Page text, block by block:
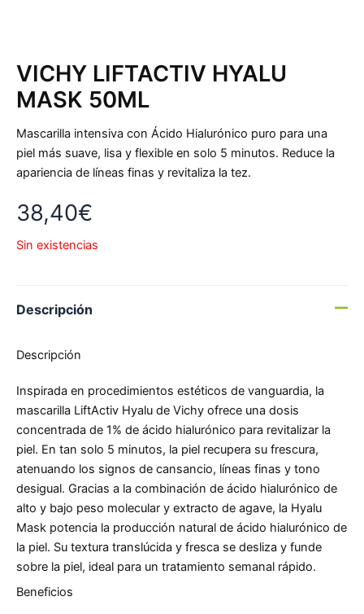
VICHY LIFTACTIV HYALU
MASK 50ML
Mascarilla intensiva con Ácido Hialurónico puro para una
piel más suave, lisa y flexible en solo 5 minutos. Reduce la
apariencia de líneas finas y revitaliza la tez.
38,40€
Sin existencias
Descripción
Descripción
Inspirada en procedimientos estéticos de vanguardia, la
mascarilla LiftActiv Hyalu de Vichy ofrece una dosis
concentrada de 1% de ácido hialurónico para revitalizar la
piel. En tan solo 5 minutos, la piel recupera su frescura,
atenuando los signos de cansancio, líneas finas y tono
desigual. Gracias a la combinación de ácido hialurónico de
alto y bajo peso molecular y extracto de agave, la Hyalu
Mask potencia la producción natural de ácido hialurónico de
la piel. Su textura translúcida y fresca se desliza y funde
sobre la piel, ideal para un tratamiento semanal rápido.
Beneficios